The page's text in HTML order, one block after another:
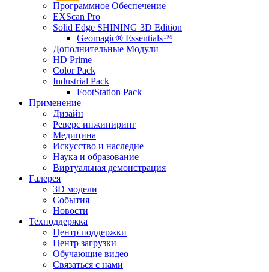
Программное Обеспечение
EXScan Pro
Solid Edge SHINING 3D Edition
Geomagic® Essentials™
Дополнительные Модули
HD Prime
Color Pack
Industrial Pack
FootStation Pack
Применение
Дизайн
Реверс инжиниринг
Медицина
Искусство и наследие
Наука и образование
Виртуальная демонстрация
Галерея
3D модели
События
Новости
Техподдержка
Центр поддержки
Центр загрузки
Обучающие видео
Связаться с нами